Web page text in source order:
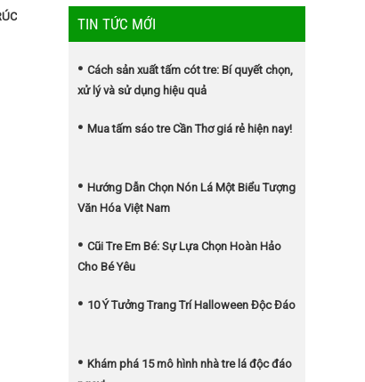
TIN TỨC MỚI
Cách sản xuất tấm cót tre: Bí quyết chọn,
xử lý và sử dụng hiệu quả
Mua tấm sáo tre Cần Thơ giá rẻ hiện nay!
Hướng Dẫn Chọn Nón Lá Một Biểu Tượng
Văn Hóa Việt Nam
Cũi Tre Em Bé: Sự Lựa Chọn Hoàn Hảo
Cho Bé Yêu
10 Ý Tưởng Trang Trí Halloween Độc Đáo
Khám phá 15 mô hình nhà tre lá độc đáo